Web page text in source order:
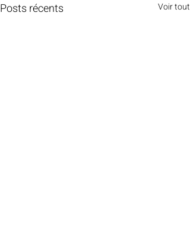
Posts récents Voir tout